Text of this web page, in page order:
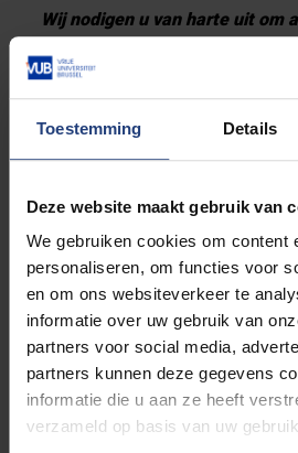
Toestemming Details
Deze website maakt gebruik van
We gebruiken cookies om content
personaliseren, om functies voor
en om ons websiteverkeer te
informatie over uw gebruik van
partners voor social media,
partners kunnen deze gegevens
informatie die u aan ze heeft
verzameld op basis van uw
Wij nodigen u van harte uit om
met studenten en
aanwezigheid te bevestigen via
Leen.Vandevelde2@vub.beof